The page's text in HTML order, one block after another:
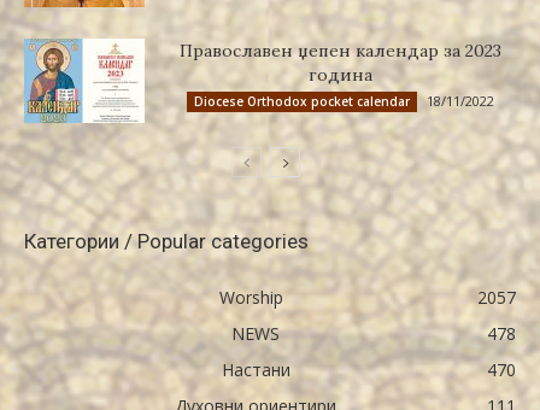
Православен џепен календар за 2023
година
Diocese Orthodox pocket calendar 18/11/2022
Категории / Popular categories
Worship
2057
NEWS
478
Настани
470